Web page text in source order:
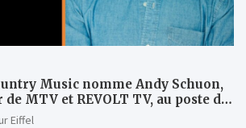
Music nomme Andy Schuon,
MTV et REVOLT TV, au poste de
Eiffel